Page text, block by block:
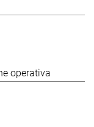
operativa